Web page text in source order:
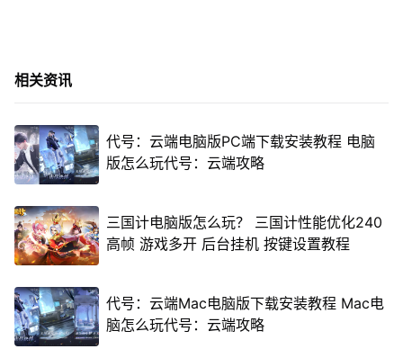
相关资讯
代号：云端电脑版PC端下载安装教程 电脑
版怎么玩代号：云端攻略
三国计电脑版怎么玩？ 三国计性能优化240
高帧 游戏多开 后台挂机 按键设置教程
代号：云端Mac电脑版下载安装教程 Mac电
脑怎么玩代号：云端攻略